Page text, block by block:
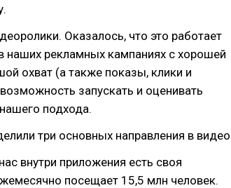
Оказалось, что это работает
наших рекламных кампаниях с хорошей
охват (а также показы, клики и
запускать и оценивать
подхода.
три основных направления в
внутри приложения есть своя
посещает 15,5 млн человек.